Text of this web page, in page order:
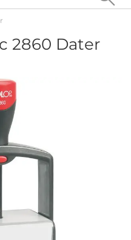
2860 Dater